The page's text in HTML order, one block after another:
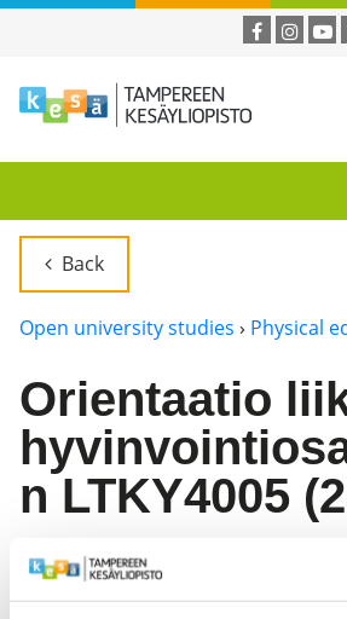
Back
Open university studies › Physical
Orientaatio
n LTKY4005
The course belongs to the
module